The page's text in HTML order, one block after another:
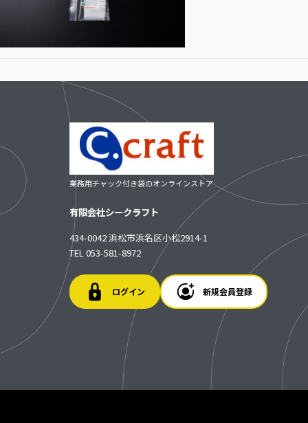
業務用チャック付き袋のオンラインストア
有限会社シークラフト
434-0042 浜松市浜名区小松2914-1
TEL 053-581-8972
ログイン 新規会員登録